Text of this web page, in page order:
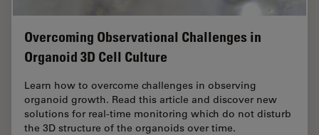
Overcoming Observational Challenges in
Organoid 3D Cell Culture
Learn how to overcome challenges in observing
organoid growth. Read this article and discover new
solutions for real-time monitoring which do not disturb
the 3D structure of the organoids over time.